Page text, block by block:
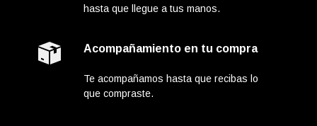
hasta que llegue a tus manos.
Acompañamiento en tu compra
Te acompañamos hasta que recibas lo
que compraste.